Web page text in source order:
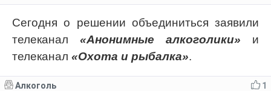
Сегодня о решении объединиться заявили
телеканал «Анонимные алкоголики» и
телеканал «Охота и рыбалка».
1
Алкоголь